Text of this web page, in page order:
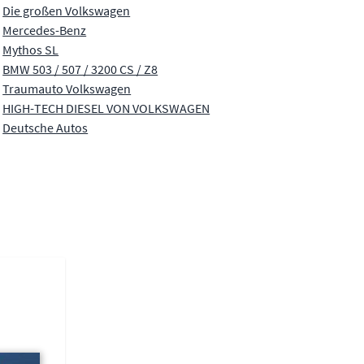
Die großen Volkswagen
Mercedes-Benz
Mythos SL
BMW 503 / 507 / 3200 CS / Z8
Traumauto Volkswagen
HIGH-TECH DIESEL VON VOLKSWAGEN
Deutsche Autos